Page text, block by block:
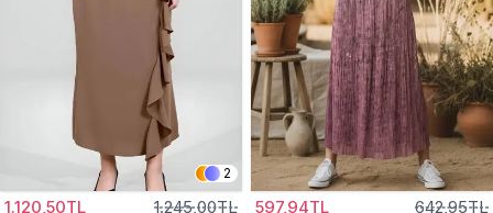
2
1.120,50TL 1.245,00TL 597,94TL 642,95TL